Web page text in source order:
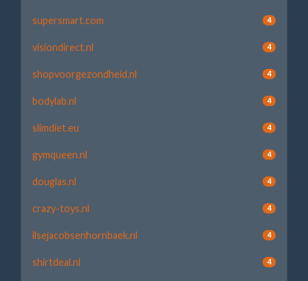
supersmart.com 4
visiondirect.nl 4
shopvoorgezondheid.nl 4
bodylab.nl 4
slimdiet.eu 4
gymqueen.nl 4
douglas.nl 4
crazy-toys.nl 4
ilsejacobsenhornbaek.nl 4
shirtdeal.nl 4